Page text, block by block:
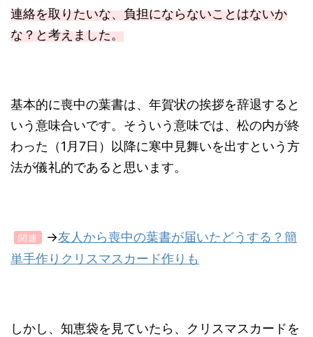
連絡を取りたいな、負担にならないことはないか
な？と考えました。
基本的に喪中の葉書は、年賀状の挨拶を辞退すると
いう意味合いです。そういう意味では、松の内が終
わった（1月7日）以降に寒中見舞いを出すという方
法が儀礼的であると思います。
関連 →友人から喪中の葉書が届いたどうする？簡
単手作りクリスマスカード作りも
しかし、知恵袋を見ていたら、クリスマスカードを